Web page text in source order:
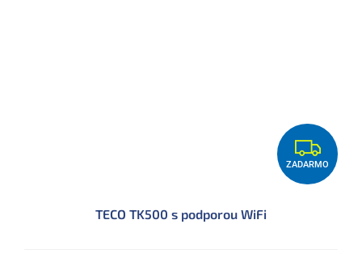
Z
A
ZADARMO
TECO TK500 s podporou WiFi